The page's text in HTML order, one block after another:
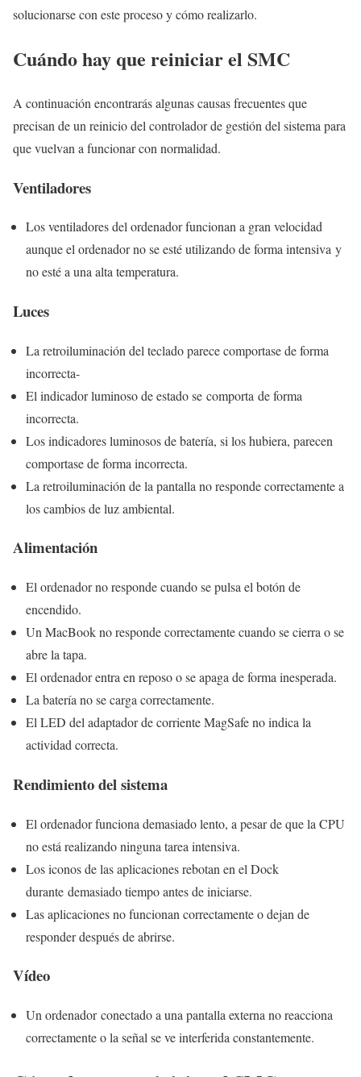
solucionarse con este proceso y cómo realizarlo.
Cuándo hay que reiniciar el SMC
A continuación encontrarás algunas causas frecuentes que
precisan de un reinicio del controlador de gestión del sistema para
que vuelvan a funcionar con normalidad.
Ventiladores
Los ventiladores del ordenador funcionan a gran velocidad
aunque el ordenador no se esté utilizando de forma intensiva y
no esté a una alta temperatura.
Luces
La retroiluminación del teclado parece comportase de forma
incorrecta-
El indicador luminoso de estado se comporta de forma
incorrecta.
Los indicadores luminosos de batería, si los hubiera, parecen
comportase de forma incorrecta.
La retroiluminación de la pantalla no responde correctamente a
los cambios de luz ambiental.
Alimentación
El ordenador no responde cuando se pulsa el botón de
encendido.
Un MacBook no responde correctamente cuando se cierra o se
abre la tapa.
El ordenador entra en reposo o se apaga de forma inesperada.
La batería no se carga correctamente.
El LED del adaptador de corriente MagSafe no indica la
actividad correcta.
Rendimiento del sistema
El ordenador funciona demasiado lento, a pesar de que la CPU
no está realizando ninguna tarea intensiva.
Los iconos de las aplicaciones rebotan en el Dock
durante demasiado tiempo antes de iniciarse.
Las aplicaciones no funcionan correctamente o dejan de
responder después de abrirse.
Vídeo
Un ordenador conectado a una pantalla externa no reacciona
correctamente o la señal se ve interferida constantemente.